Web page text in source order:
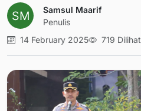
Samsul Maarif
Penulis
14 February 2025
719 Dilihat